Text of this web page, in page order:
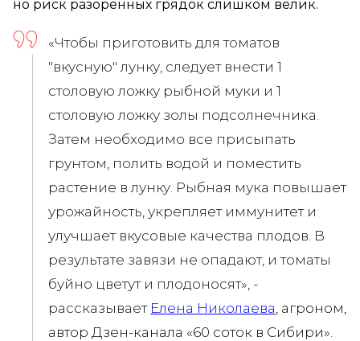
но риск разорённых грядок слишком велик.
«Чтобы приготовить для томатов
"вкусную" лунку, следует внести 1
столовую ложку рыбной муки и 1
столовую ложку золы подсолнечника.
Затем необходимо все присыпать
грунтом, полить водой и поместить
растение в лунку. Рыбная мука повышает
урожайность, укрепляет иммунитет и
улучшает вкусовые качества плодов. В
результате завязи не опадают, и томаты
буйно цветут и плодоносят», -
рассказывает Елена Николаева , агроном,
автор Дзен-канала «60 соток в Сибири».